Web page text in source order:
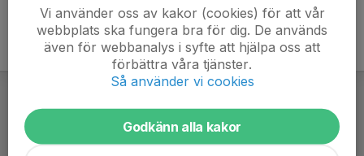
Vi använder oss av kakor (cookies) för att vår
webbplats ska fungera bra för dig. De används
även för webbanalys i syfte att hjälpa oss att
förbättra våra tjänster.
Så använder vi cookies
Godkänn alla kakor